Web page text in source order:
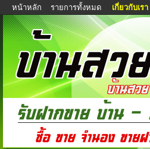
หน้าหลัก รายการทั้งหมด เกี่ยวกับเรา